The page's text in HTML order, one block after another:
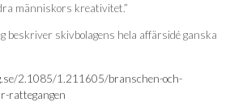
människors kreativitet.”
beskriver skivbolagens hela affärsidé ganska
2.1085/1.211605/branschen-och-
rattegangen